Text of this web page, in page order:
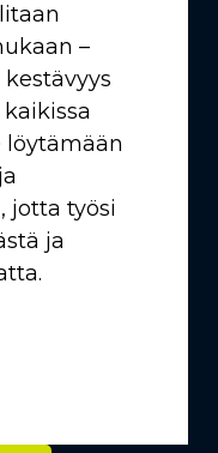
–
löytämään
jotta työsi
ja